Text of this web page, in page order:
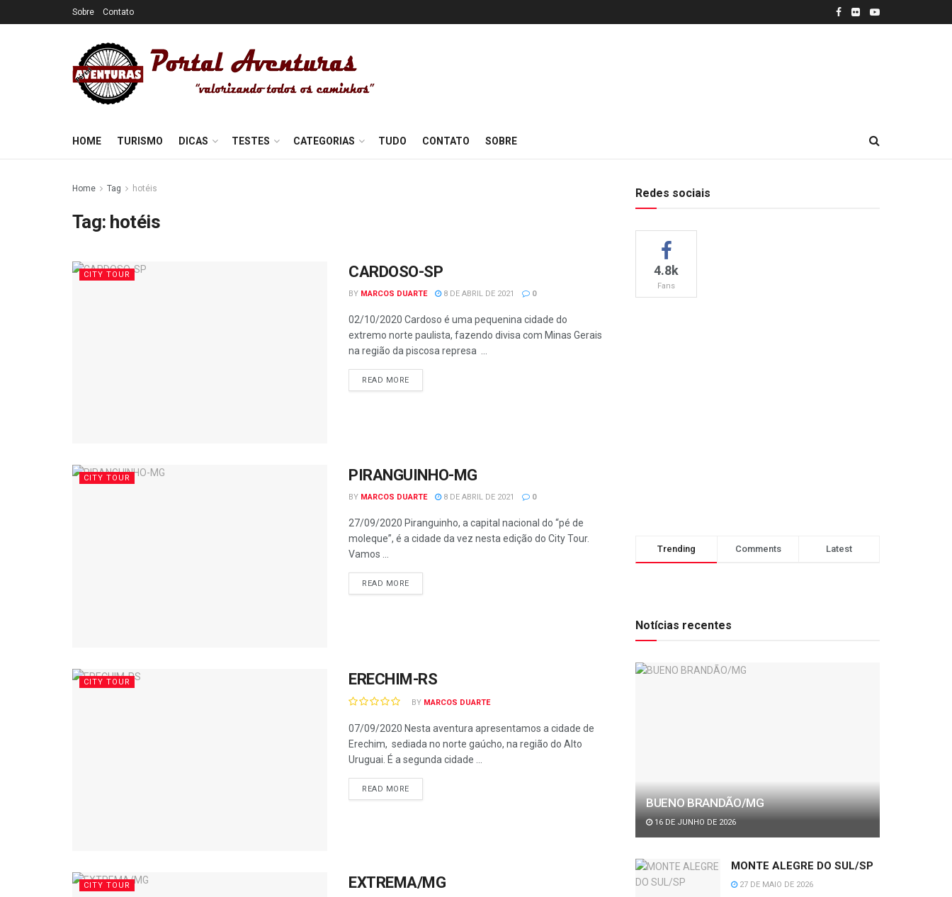
Sobre Contato
HOME TURISMO DICAS TESTES CATEGORIAS TUDO CONTATO SOBRE
Home Tag hotéis
Tag: hotéis
CITY TOUR CARDOSO-SP
BY MARCOS DUARTE 8 DE ABRIL DE 2021 0
02/10/2020 Cardoso é uma pequenina cidade do
extremo norte paulista, fazendo divisa com Minas Gerais
na região da piscosa represa ...
READ MORE
CITY TOUR PIRANGUINHO-MG
BY MARCOS DUARTE 8 DE ABRIL DE 2021 0
27/09/2020 Piranguinho, a capital nacional do “pé de
moleque”, é a cidade da vez nesta edição do City Tour.
Vamos ...
READ MORE
CITY TOUR ERECHIM-RS
BY MARCOS DUARTE
07/09/2020 Nesta aventura apresentamos a cidade de
Erechim, sediada no norte gaúcho, na região do Alto
Uruguai. É a segunda cidade ...
READ MORE
CITY TOUR EXTREMA/MG
Redes sociais
4.8k
Fans
Trending Comments Latest
Notícias recentes
BUENO BRANDÃO/MG
16 DE JUNHO DE 2026
MONTE ALEGRE DO SUL/SP
27 DE MAIO DE 2026